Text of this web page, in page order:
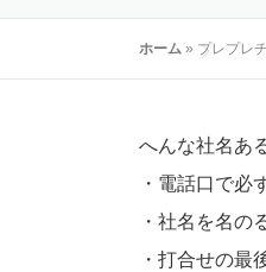
ホーム » プレプレ
へんな社名あ
・電話口で必
・社名を名の
・打合せの最